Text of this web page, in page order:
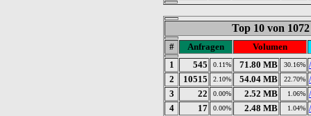
Top 10 von
# Anfragen
Volumen
1
545 0.11% 71.80 MB 30.16%
2
10515 2.10% 54.04 MB 22.70% /
3
22 0.00% 2.52 MB 1.06%
4
17 0.00% 2.48 MB 1.04%